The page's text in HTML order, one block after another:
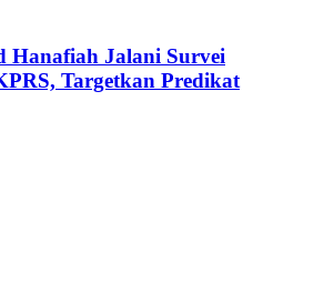
Hanafiah Jalani Survei
Targetkan Predikat